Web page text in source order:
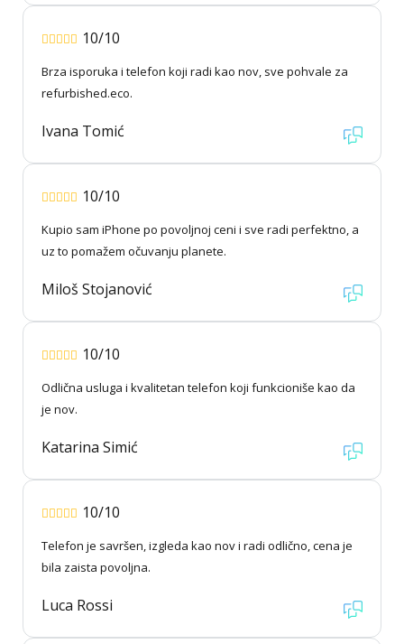
10/10
Brza isporuka i telefon koji radi kao nov, sve pohvale za
refurbished.eco.
Ivana Tomić
10/10
Kupio sam iPhone po povoljnoj ceni i sve radi perfektno, a
uz to pomažem očuvanju planete.
Miloš Stojanović
10/10
Odlična usluga i kvalitetan telefon koji funkcioniše kao da
je nov.
Katarina Simić
10/10
Telefon je savršen, izgleda kao nov i radi odlično, cena je
bila zaista povoljna.
Luca Rossi